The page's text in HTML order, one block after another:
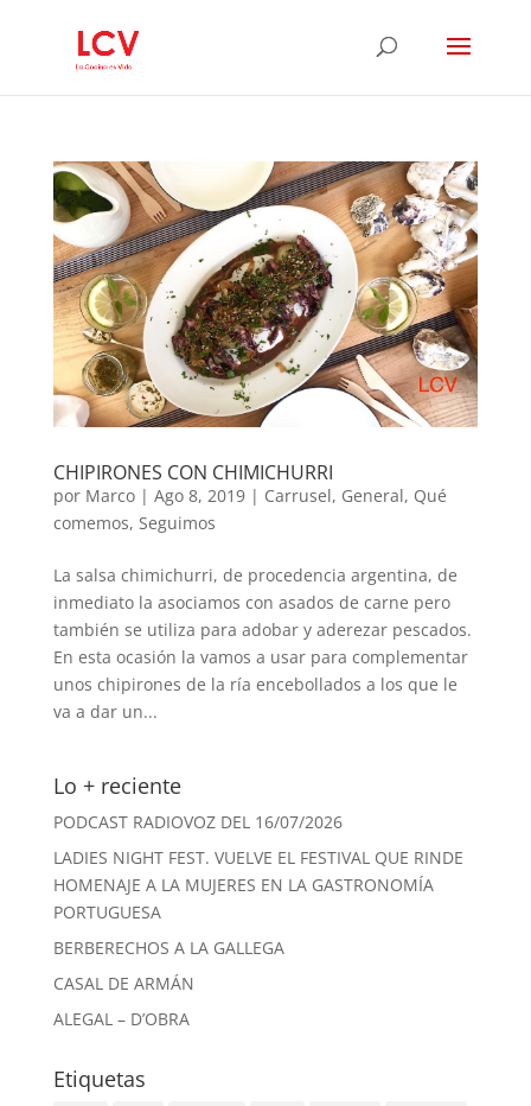
CHIPIRONES CON CHIMICHURRI
por Marco| Ago 8, 2019| Carrusel, General, Qué
comemos, Seguimos
La salsa chimichurri, de procedencia argentina, de
inmediato la asociamos con asados de carne pero
también se utiliza para adobar y aderezar pescados.
En esta ocasión la vamos a usar para complementar
unos chipirones de la ría encebollados a los que le
va a dar un...
Lo + reciente
PODCAST RADIOVOZ DEL 16/07/2026
LADIES NIGHT FEST. VUELVE EL FESTIVAL QUE RINDE
HOMENAJE A LA MUJERES EN LA GASTRONOMÍA
PORTUGUESA
BERBERECHOS A LA GALLEGA
CASAL DE ARMÁN
ALEGAL – D’OBRA
Etiquetas